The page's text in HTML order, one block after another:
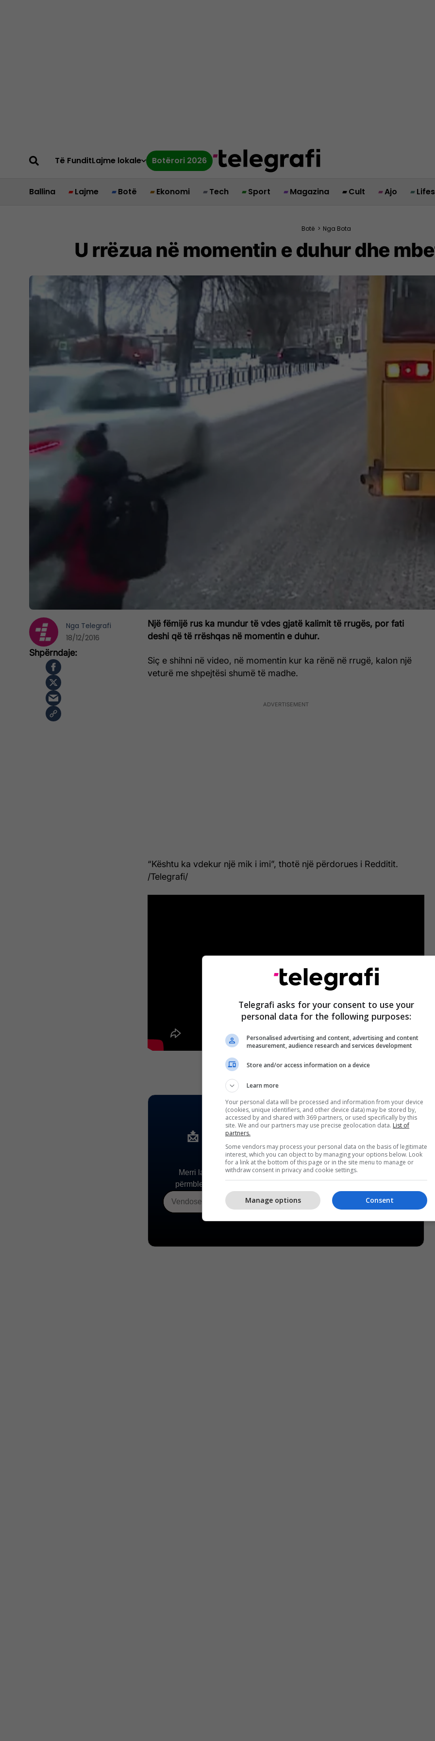
Të FunditLajme lokale Botërori 2026
Ballina Lajme Botë Ekonomi Tech Sport Magazina Cult Ajo
Botë > Nga Bota
U rrëzua në momentin e duhur dhe
Një fëmijë rus ka mundur të vdes gjatë kalimit të rrugës, por fati
deshi që të rrëshqas në momentin e duhur.
Siç e shihni në video, në momentin kur ka rënë në rrugë, kalon një
veturë me shpejtësi shumë të madhe.
“Kështu ka vdekur një mik i imi”, thotë një përdorues i Redditit.
/Telegrafi/
Nga Telegrafi
18/12/2016
Telegrafi asks for your consent to use your
personal data for the following purposes:
Personalised advertising and content, advertising and content
measurement, audience research and services development
Store and/or access information on a device
Learn more
Your personal data will be processed and information from your device
(cookies, unique identifiers, and other device data) may be stored by,
accessed by and shared with 369 partners, or used specifically by this
site. We and our partners may use precise geolocation data. List of
partners.
Some vendors may process your personal data on the basis of legitimate
interest, which you can object to by managing your options below. Look
for a link at the bottom of this page or in the site menu to manage or
withdraw consent in privacy and cookie settings.
Consent
Manage options